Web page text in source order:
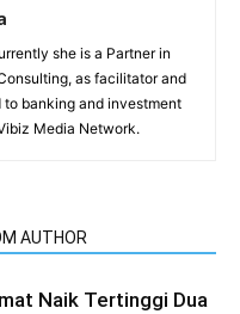
she is a Partner in
as facilitator and
banking and investment
Media Network.
AUTHOR
Naik Tertinggi Dua